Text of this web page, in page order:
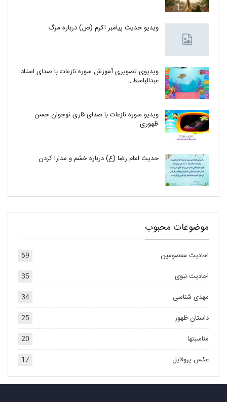
ویدیو حدیث پیامبر اکرم (ص) درباره مرگ
ویدیوی تصویری آموزش سوره نازعات با صدای استاد
عبدالباسط…
ویدیو سوره نازعات با صدای قاری نوجوان حسن
ظهوری
حدیث امام رضا (ع) درباره خشم و مدارا کردن
موضوعات محبوب
احادیث معصومین
69
احادیث نبوی
35
مهدی شناسی
34
داستان ظهور
25
مناسبتها
20
عکس پروفایل
17